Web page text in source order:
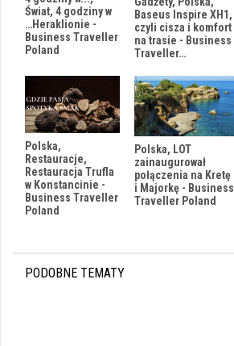
Świat, 4 godziny w
…Heraklionie -
Business Traveller
Poland
Baseus Inspire XH1,
czyli cisza i komfort
na trasie - Business
Traveller…
Polska,
Restauracje,
Restauracja Trufla
w Konstancinie -
Business Traveller
Poland
Polska, LOT
zainaugurował
połączenia na Kretę
i Majorkę - Business
Traveller Poland
PODOBNE TEMATY